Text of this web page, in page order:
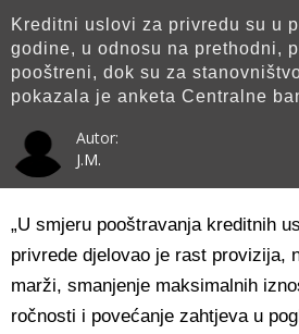
Kreditni uslovi za privredu su u
godine, u odnosu na prethodni,
pooštreni, dok su za
pokazala je anketa Centralne
Autor:
J.M.
„U smjeru pooštravanja kreditnih
privrede djelovao je rast provizija,
marži, smanjenje maksimalnih
ročnosti i povećanje zahtjeva u